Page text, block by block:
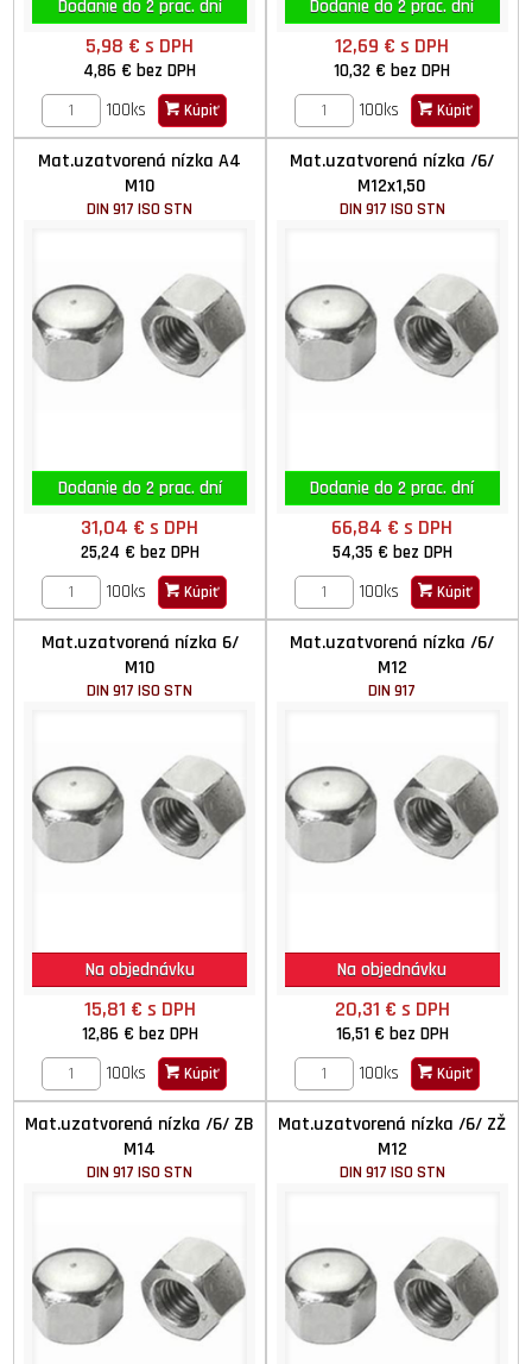
Dodanie do 2 prac. dní
5,98 €s DPH
4,86 €bez DPH
100ks
Kúpiť
Dodanie do 2 prac. dní
12,69 €s DPH
10,32 €bez DPH
100ks
Kúpiť
Mat.uzatvorená nízka A4
M10
DIN 917 ISO STN
Dodanie do 2 prac. dní
31,04 €s DPH
25,24 € bez DPH
100ks
Kúpiť
Mat.uzatvorená nízka /6/
M12x1,50
DIN 917 ISO STN
Dodanie do 2 prac. dní
66,84 €s DPH
54,35 € bez DPH
100ks
Kúpiť
Mat.uzatvorená nízka 6/
M10
DIN 917 ISO STN
Na objednávku
15,81 € s DPH
12,86 € bez DPH
100ks
Kúpiť
Mat.uzatvorená nízka /6/
M12
DIN 917
Na objednávku
20,31 € s DPH
16,51 € bez DPH
100ks
Kúpiť
Mat.uzatvorená nízka /6/ ZB
M14
DIN 917 ISO STN
Mat.uzatvorená nízka /6/ ZŽ
M12
DIN 917 ISO STN